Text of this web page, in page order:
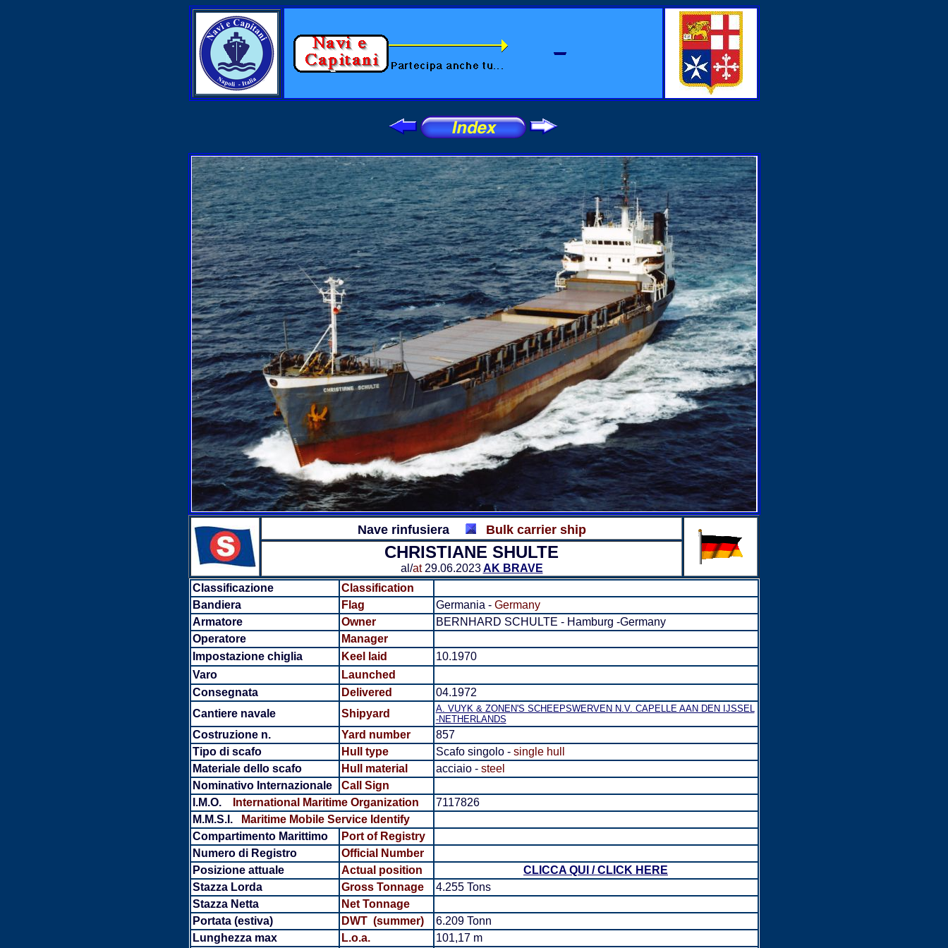
Nave rinfusiera Bulk carrier ship
CHRISTIANE SHULTE
al/at29.06.2023 AK BRAVE
Classificazione
Classification
Bandiera
Flag Germania - Germany
Armatore
Owner
BERNHARD SCHULTE - Hamburg -Germany
Operatore
Manager
Impostazione chiglia
Keel laid
10.1970
Varo
Launched
Consegnata
Delivered
04.1972
Cantiere navale
Shipyard
A. VUYK & ZONEN'S SCHEEPSWERVEN N.V. CAPELLE AAN DEN IJSSEL
-NETHERLANDS
Costruzione n. Yard number
857
Tipo di scafo
Hull type Scafo singolo - single hull
Materiale dello scafo
Hull material acciaio - steel
Nominativo Internazionale
Call Sign
I.M.O.
International Maritime Organization
7117826
M.M.S.I.Maritime Mobile Service Identify
Compartimento Marittimo
Port of Registry
Numero di Registro
Official Number
Posizione attuale
Actual position
CLICCA QUI / CLICK HERE
Stazza Lorda
Gross Tonnage
4.255 Tons
Stazza Netta
Net Tonnage
Portata (estiva)
DWT (summer)
6.209 Tonn
Lunghezza max
L.o.a. 101,17 m